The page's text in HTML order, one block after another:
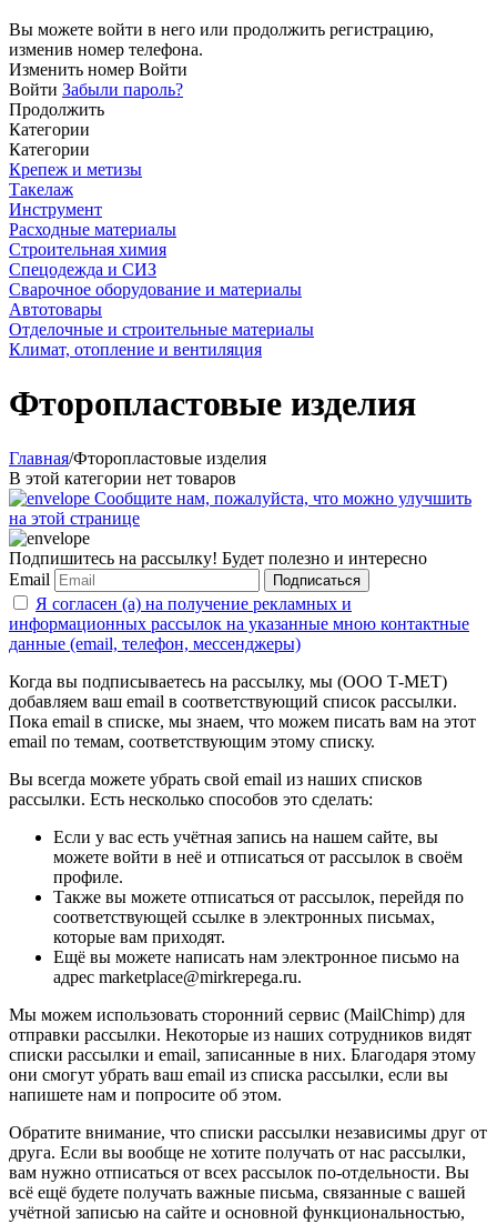
Вы можете войти в него или продолжить регистрацию,
изменив номер телефона.
Изменить номер Войти
Войти Забыли пароль?
Продолжить
Категории
Категории
Крепеж и метизы
Такелаж
Инструмент
Расходные материалы
Строительная химия
Спецодежда и СИЗ
Сварочное оборудование и материалы
Автотовары
Отделочные и строительные материалы
Климат, отопление и вентиляция
Фторопластовые изделия
Главная/Фторопластовые изделия
В этой категории нет товаров
Сообщите нам, пожалуйста, что можно улучшить
на этой странице
Подпишитесь на рассылку! Будет полезно и интересно
Email
Подписаться
Я согласен (а) на получение рекламных и
информационных рассылок на указанные мною контактные
данные (email, телефон, мессенджеры)
Когда вы подписываетесь на рассылку, мы (ООО Т-МЕТ)
добавляем ваш email в соответствующий список рассылки.
Пока email в списке, мы знаем, что можем писать вам на этот
email по темам, соответствующим этому списку.
Вы всегда можете убрать свой email из наших списков
рассылки. Есть несколько способов это сделать:
Если у вас есть учётная запись на нашем сайте, вы
можете войти в неё и отписаться от рассылок в своём
профиле.
Также вы можете отписаться от рассылок, перейдя по
соответствующей ссылке в электронных письмах,
которые вам приходят.
Ещё вы можете написать нам электронное письмо на
адрес marketplace@mirkrepega.ru.
Мы можем использовать сторонний сервис (MailChimp) для
отправки рассылки. Некоторые из наших сотрудников видят
списки рассылки и email, записанные в них. Благодаря этому
они смогут убрать ваш email из списка рассылки, если вы
напишете нам и попросите об этом.
Обратите внимание, что списки рассылки независимы друг от
друга. Если вы вообще не хотите получать от нас рассылки,
вам нужно отписаться от всех рассылок по-отдельности. Вы
всё ещё будете получать важные письма, связанные с вашей
учётной записью на сайте и основной функциональностью,